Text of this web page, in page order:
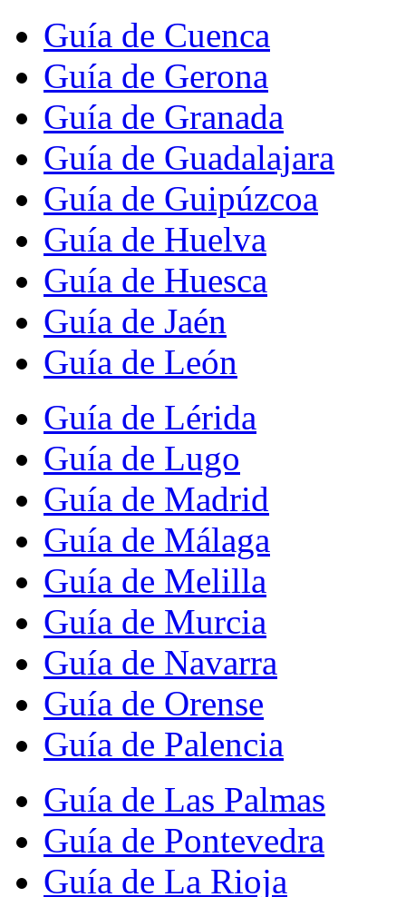
Guía de Cuenca
Guía de Gerona
Guía de Granada
Guía de Guadalajara
Guía de Guipúzcoa
Guía de Huelva
Guía de Huesca
Guía de Jaén
Guía de León
Guía de Lérida
Guía de Lugo
Guía de Madrid
Guía de Málaga
Guía de Melilla
Guía de Murcia
Guía de Navarra
Guía de Orense
Guía de Palencia
Guía de Las Palmas
Guía de Pontevedra
Guía de La Rioja